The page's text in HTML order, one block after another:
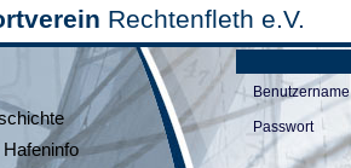
Rechtenfleth e.V.
Hafeninfo
Benutzername
Passwort